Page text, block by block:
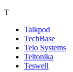
T
Talkpod
TechBase
Telo Systems
Teltonika
Teswell